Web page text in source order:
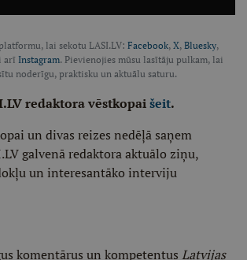
lai sekotu LASI.LV: Facebook, X, Bluesky,
arī Instagram. Pievienojies mūsu lasītāju pulkam, lai
noderīgu, praktisku un aktuālu saturu.
redaktora vēstkopaišeit.
un divas reizes nedēļā saņem
galvenā redaktora aktuālo ziņu,
un interesantāko interviju
komentārus un kompetentus Latvijas